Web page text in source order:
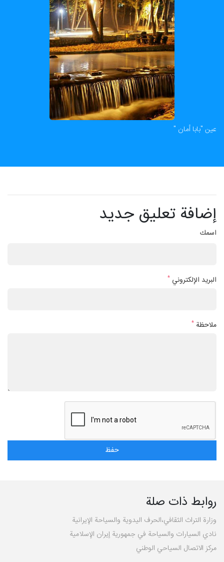
عين "بابا أمان "
إضافة تعليق جديد
اسمك
البريد الإلكتروني *
ملاحظة *
روابط ذات صلة
وزارة التراث الثقافي،الحرف اليدوية والسياحة الإيرانية
نادي السيارات والسياحة في جمهورية إيران الإسلامية
مركز الاتصال السياحي الوطني